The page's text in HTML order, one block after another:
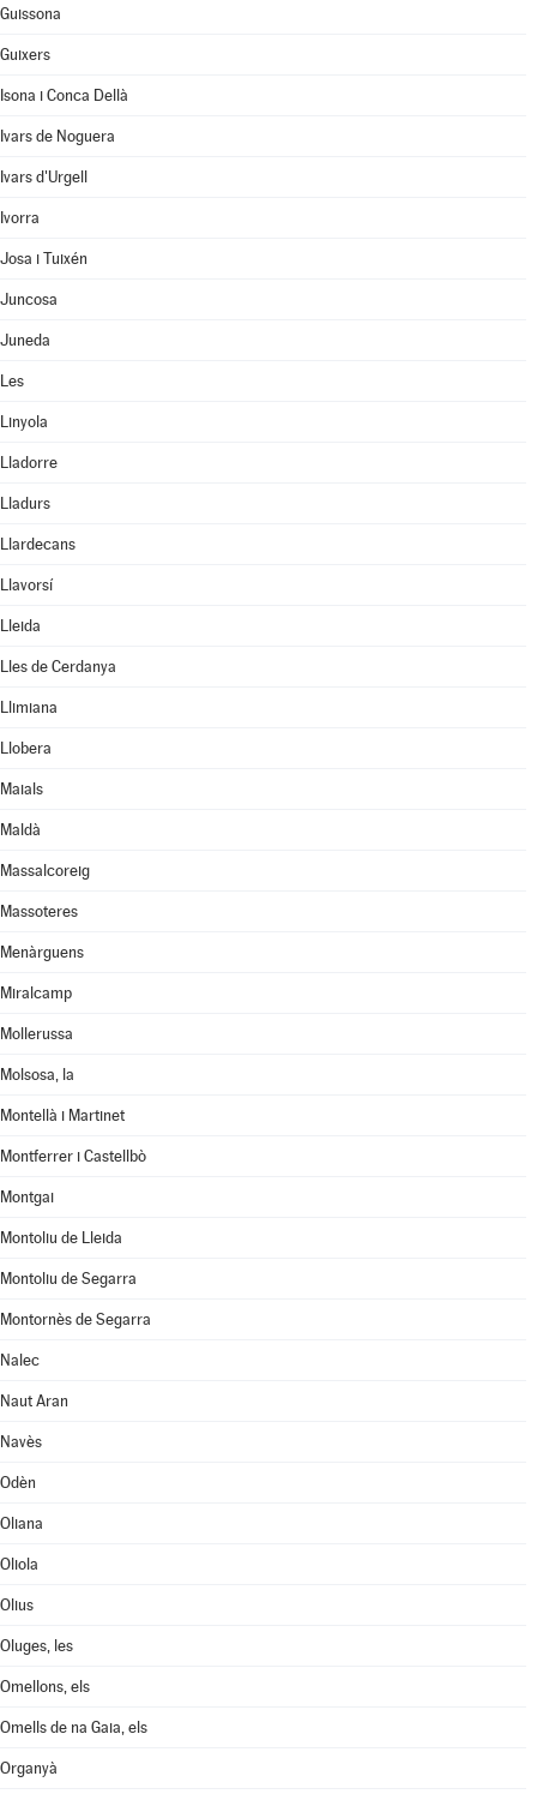
Guissona
Guixers
Isona i Conca Dellà
Ivars de Noguera
Ivars d'Urgell
Ivorra
Josa i Tuixén
Juncosa
Juneda
Les
Linyola
Lladorre
Lladurs
Llardecans
Llavorsí
Lleida
Lles de Cerdanya
Llimiana
Llobera
Maials
Maldà
Massalcoreig
Massoteres
Menàrguens
Miralcamp
Mollerussa
Molsosa, la
Montellà i Martinet
Montferrer i Castellbò
Montgai
Montoliu de Lleida
Montoliu de Segarra
Montornès de Segarra
Nalec
Naut Aran
Navès
Odèn
Oliana
Oliola
Olius
Oluges, les
Omellons, els
Omells de na Gaia, els
Organyà